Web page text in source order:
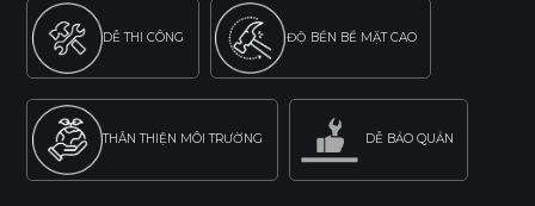
DỄ THI CÔNG ĐỘ BỀN BỀ MẶT CAO
THÂN THIỆN MÔI TRƯỜNG DỄ BẢO QUẢN